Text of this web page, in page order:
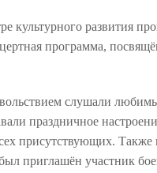
культурного развития
программа,
слушали
праздничное
присутствующих. Также
приглашён участник